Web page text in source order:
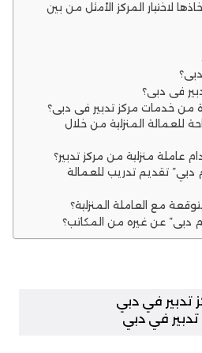
لاختيار المركز الأمثل من بين
في دبي؟
من خدمات مركز تدبير في دبي؟
للعمالة المنزلية من خلال
عاملة منزلية من مركز تدبير؟
تقديم تدريب للعمالة
مع العاملة المنزلية؟
دبي” عن غيره من المكاتب؟
تدبير في دبي